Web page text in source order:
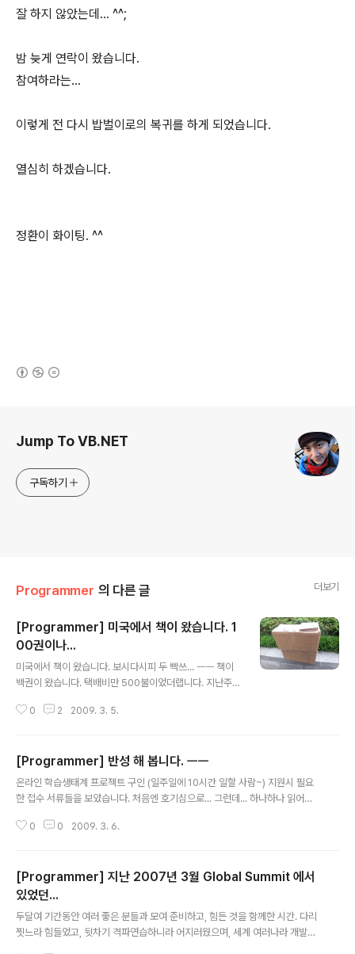
잘 하지 않았는데... ^^;
밤 늦게 연락이 왔습니다.
참여하라는...
이렇게 전 다시 밥벌이로의 복귀를 하게 되었습니다.
열심히 하겠습니다.
정환이 화이팅. ^^
Jump To VB.NET
구독하기
Programmer 의 다른 글 더보기
[Programmer] 미국에서 책이 왔습니다. 1
00권이나...
미국에서 책이 왔습니다. 보시다시피 두 빡쓰... ㅡㅡ 책이
백권이 왔습니다. 택배비만 500불이었더랩니다. 지난주
습니다. 맞냐고... 겁이나서 세관원한테 물었죠... "세금 얼
내용은 정확히 알지 못하지만... 짚히는데가 한군데 있긴 합
니다. 지난 2007년 3월 씨애를 Microsoft Global Su
mmit 에 갔을 때 일입니다. summit 일정이 다 끝나고...
sic 팀 팀장을 보게 됐습니다. Amanda 라는... 여자분이
0 2 2009. 3. 5.
[Programmer] 반성 해 봅니다. ㅡㅡ
온라인 학습생태계 프로젝트 구인 (일주일에 10시간 일할 사람~) 지원시 필요
한 접수 서류들을 보았습니다. 처음엔 호기심으로... 그런데... 하나하나 읽어보
위 사람들을 위한 일을 한 것이 무엇이 있을까? 얼마나 있을까... 갑자기 부끄러
에 대해 반성해 봅니다. 바뀌어 보렵니다. 감사합니다. 행복한 고수되십시요...
woojja ))* \\\\\\\\\\\\\\\\\\\\\ 정성태 2007-07-14 오후 9:49:43 우정환 씨의 은근
한 유머 감각 자체가... 주위..
0 0 2009. 3. 6.
[Programmer] 지난 2007년 3월 Global Summit 에서
있었던...
두달여 기간동안 여러 좋은 분들과 모여 준비하고, 힘든 것을 함께한 시간. 다리
찟느라 힘들었고, 뒷차기 격파연습하니라 어지러웠으며, 세계 여러나라 개발자